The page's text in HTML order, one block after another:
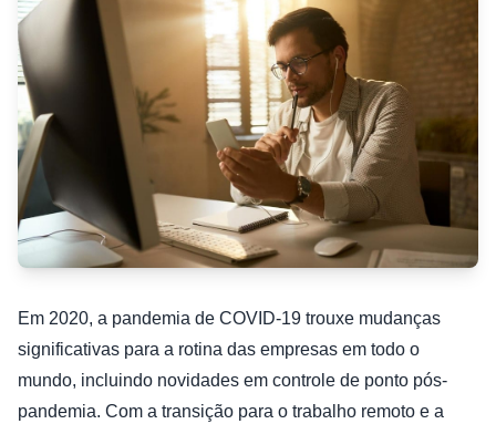
Em 2020, a pandemia de COVID-19 trouxe mudanças
significativas para a rotina das empresas em todo o
mundo, incluindo novidades em controle de ponto pós-
pandemia. Com a transição para o trabalho remoto e a